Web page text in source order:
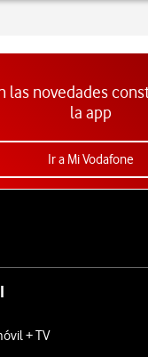
las novedades
la app
Ir a Mi Vodafone
redes sociales de
+ TV